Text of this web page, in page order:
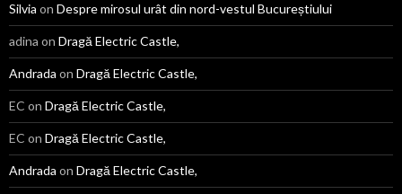
Silvia on Despre mirosul urât din nord-vestul Bucureștiului
adina on Dragă Electric Castle,
Andrada on Dragă Electric Castle,
EC on Dragă Electric Castle,
EC on Dragă Electric Castle,
Andrada on Dragă Electric Castle,